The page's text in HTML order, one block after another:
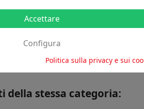
per primo una recensione
della stessa categoria:
Accettare
Configura
Politica sulla privacy e sui